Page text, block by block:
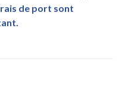
de port sont